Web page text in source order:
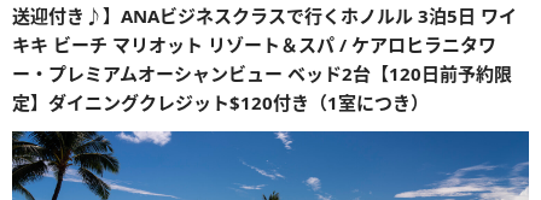
送迎付き♪】ANAビジネスクラスで行くホノルル 3泊5日 ワイ
キキ ビーチ マリオット リゾート＆スパ / ケアロヒラニタワ
ー・プレミアムオーシャンビュー ベッド2台【120日前予約限
定】ダイニングクレジット$120付き（1室につき）